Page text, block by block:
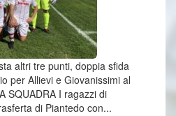
altri tre punti, doppia sfida
per Allievi e Giovanissimi al
SQUADRA I ragazzi di
di Piantedo con...